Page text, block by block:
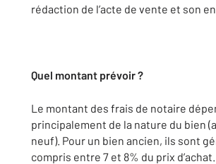
rédaction de l’acte de vente et son
Quel montant prévoir ?
Le montant des frais de notaire
principalement de la nature du bien
neuf). Pour un bien ancien, ils sont
compris entre 7 et 8% du prix